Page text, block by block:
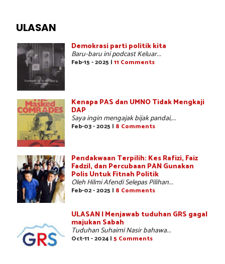
ULASAN
Demokrasi parti politik kita
Baru-baru ini podcast Keluar...
Feb-15 - 2025 | 11 Comments
Kenapa PAS dan UMNO Tidak Mengkaji
DAP
Saya ingin mengajak bijak pandai,...
Feb-03 - 2025 | 8 Comments
Pendakwaan Terpilih: Kes Rafizi, Faiz
Fadzil, dan Percubaan PAN Gunakan
Polis Untuk Fitnah Politik
Oleh Hilmi Afendi Selepas Pilihan...
Feb-02 - 2025 | 8 Comments
ULASAN | Menjawab tuduhan GRS gagal
majukan Sabah
Tuduhan Suhaimi Nasir bahawa...
Oct-11 - 2024 | 5 Comments